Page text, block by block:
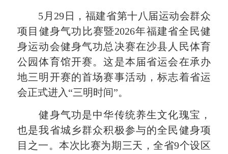
5月29日，福建省第十八届运动会群众
项目健身气功比赛暨2026年福建省全民健
身运动会健身气功总决赛在沙县人民体育
公园体育馆开赛。这是本届省运会在承办
地三明开赛的首场赛事活动，标志着省运
会正式进入“三明时间”。
健身气功是中华传统养生文化瑰宝，
也是我省城乡群众积极参与的全民健身项
目之一。本次比赛为期三天，全省9个设区